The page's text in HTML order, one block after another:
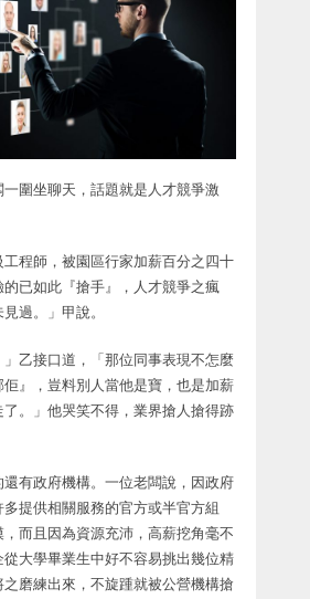
圍坐聊天，話題就是人才競爭激
工程師，被園區行家加薪百分之四十
已如此『搶手』，人才競爭之瘋
過。」甲說。
」乙接口道，「那位同事表現不怎麼
』，豈料別人當他是寶，也是加薪
。」他哭笑不得，業界搶人搶得跡
有政府機構。一位老闆說，因政府
提供相關服務的官方或半官方組
而且因為資源充沛，高薪挖角毫不
大學畢業生中好不容易挑出幾位精
磨練出來，不旋踵就被公營機構搶